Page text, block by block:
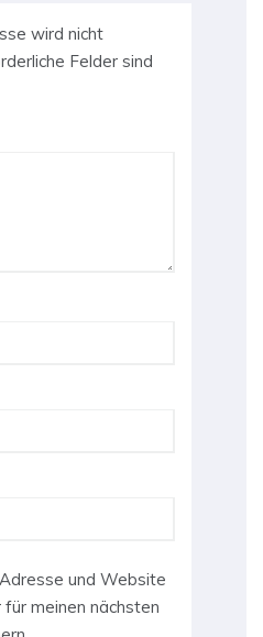
wird nicht
Felder sind
und Website
meinen nächsten